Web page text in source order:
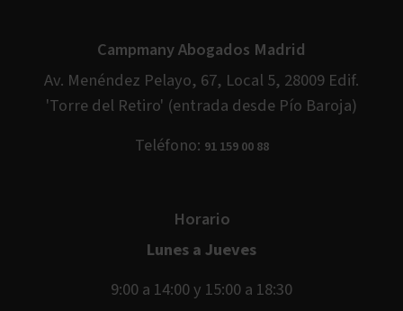
Campmany Abogados Madrid
Av. Menéndez Pelayo, 67, Local 5, 28009 Edif.
'Torre del Retiro' (entrada desde Pío Baroja)
Teléfono: 91 159 00 88
Horario
Lunes a Jueves
9:00 a 14:00 y 15:00 a 18:30